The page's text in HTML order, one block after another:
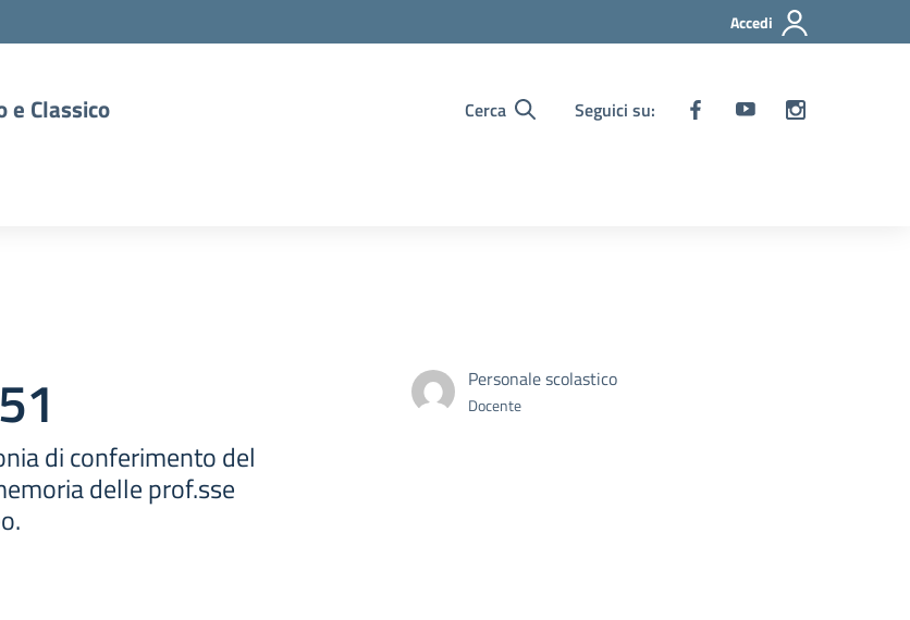
Accedi
e Classico
Cerca Seguici su:
di conferimento del
delle prof.sse
Personale scolastico
Docente